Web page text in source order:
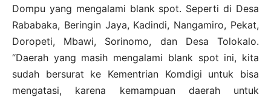
Dompu yang mengalami blank spot. Seperti di Desa
Rababaka, Beringin Jaya, Kadindi, Nangamiro, Pekat,
Doropeti, Mbawi, Sorinomo, dan Desa Tolokalo.
“Daerah yang masih mengalami blank spot ini, kita
sudah bersurat ke Kementrian Komdigi untuk bisa
mengatasi, karena kemampuan daerah untuk